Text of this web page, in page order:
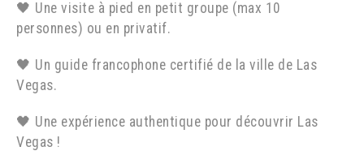
🖤 Une visite à pied en petit groupe (max 10
personnes) ou en privatif.
🖤 Un guide francophone certifié de la ville de Las
Vegas.
🖤 Une expérience authentique pour découvrir Las
Vegas !